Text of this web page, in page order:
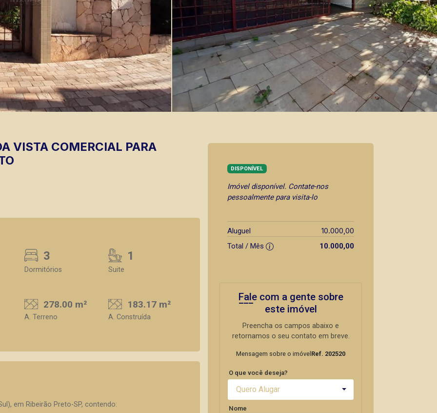
VISTA COMERCIAL PARA
3
Dormitórios
1
Suite
278.00 m²
A. Terreno
183.17 m²
A. Construída
em Ribeirão Preto-SP, contendo:
DISPONÍVEL
Imóvel disponível. Contate-nos
pessoalmente para visita-lo
Aluguel 10.000,00
Total / Mês 10.000,00
Fale com a gente sobre
este imóvel
Preencha os campos abaixo e
retornamos o seu contato em breve.
Mensagem sobre o imóvel Ref. 202520
O que você deseja?
Quero Alugar
Nome